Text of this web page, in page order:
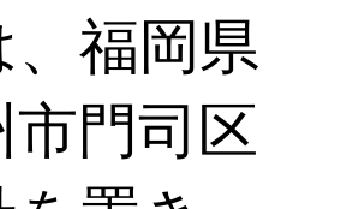
福岡県
門司区